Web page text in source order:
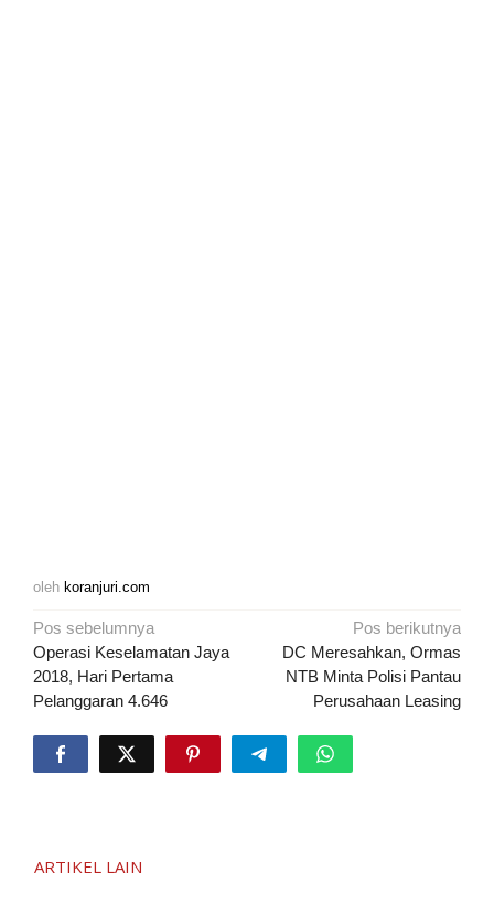
oleh koranjuri.com
Navigasi
pos
Pos sebelumnya
Operasi Keselamatan Jaya
2018, Hari Pertama
Pelanggaran 4.646
Pos berikutnya
DC Meresahkan, Ormas
NTB Minta Polisi Pantau
Perusahaan Leasing
ARTIKEL LAIN